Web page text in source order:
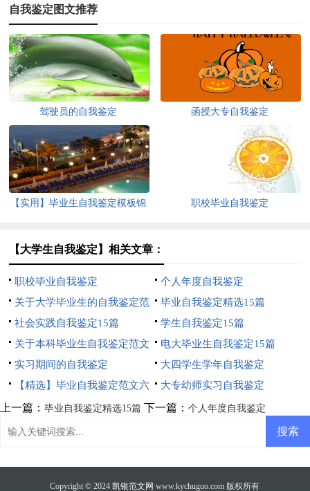
自我鉴定图文推荐
驾驶员的自我鉴定 函授大专自我鉴定
【实用】毕业生自我鉴定模板锦
职校毕业自我鉴定
【大学生自我鉴定】相关文章：
职校毕业自我鉴定
个人年度自我鉴定
关于大学毕业生的自我鉴定范
文汇编8篇
毕业自我鉴定精选15篇
社会实践自我鉴定15篇
学生自我鉴定15篇
关于本科毕业生自我鉴定范文
合集十篇
电大毕业生自我鉴定15篇
实习期间的自我鉴定
大四学生学年自我鉴定
【精选】毕业自我鉴定范文六
篇
大专幼师实习自我鉴定
上一篇： 毕业自我鉴定精选15篇 下一篇： 个人年度自我鉴定
Copyright © 2024凯银范文网 www.kychuguo.com 版权所有